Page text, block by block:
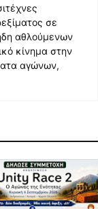
σε
αθλούμενων
κίνημα στην
αγώνων,